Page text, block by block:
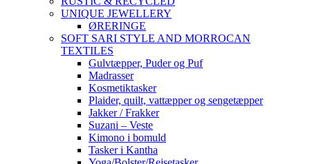
UNIQUE JEWELLERY
ØRERINGE
SOFT SARI STYLE AND MORROCAN
TEXTILES
Gulvtæpper, Puder og Puf
Madrasser
Kosmetiktasker
Plaider, quilt, vattæpper og sengetæpper
Jakker / Frakker
Suzani – Veste
Kimono i bomuld
Tasker i Kantha